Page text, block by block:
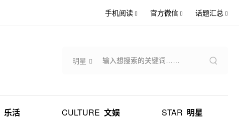
手机阅读 官方微信 话题汇总
明星
乐活 CULTURE 文娱 STAR 明星